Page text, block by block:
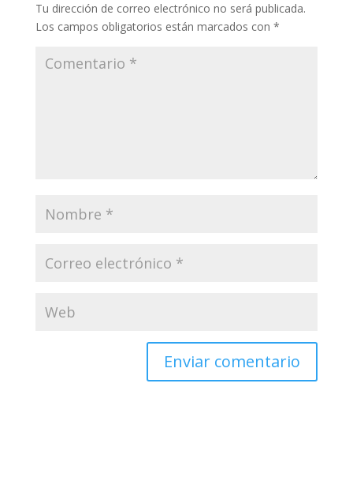
Tu dirección de correo electrónico no será publicada.
Los campos obligatorios están marcados con *